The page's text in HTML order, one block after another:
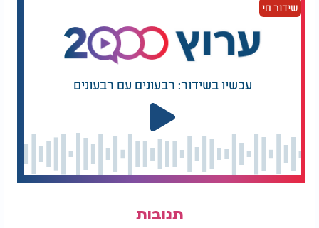
שידור חי
עכשיו בשידור: רבעונים עם רבעונים
תגובות